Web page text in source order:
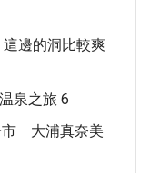
邊的洞比較爽
泉之旅 6
市 大浦真奈美